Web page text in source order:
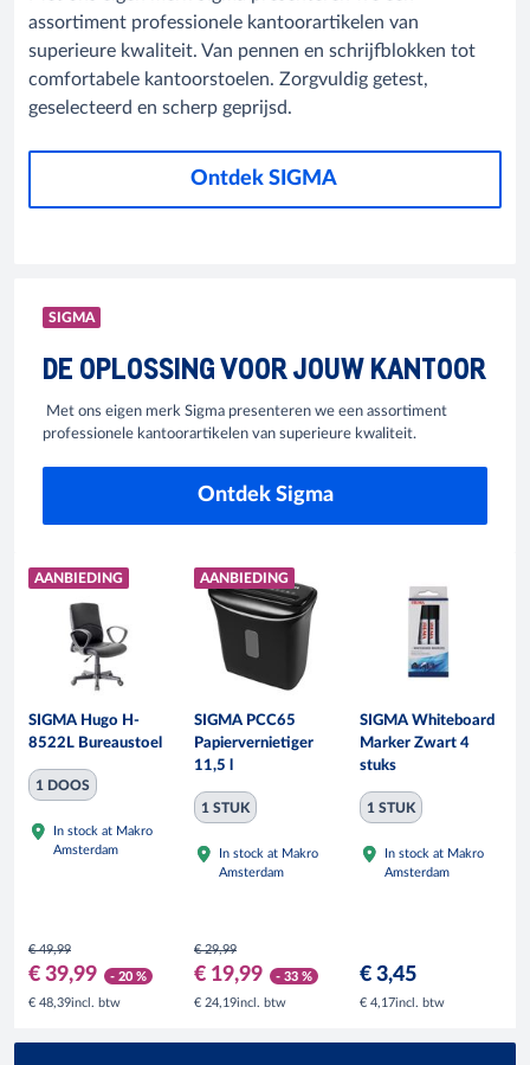
assortiment professionele kantoorartikelen van
superieure kwaliteit. Van pennen en schrijfblokken tot
comfortabele kantoorstoelen. Zorgvuldig getest,
geselecteerd en scherp geprijsd.
Ontdek SIGMA
SIGMA
DE OPLOSSING VOOR JOUW KANTOOR
Met ons eigen merk Sigma presenteren we een assortiment
professionele kantoorartikelen van superieure kwaliteit.
Ontdek Sigma
AANBIEDING
SIGMA Hugo H-
8522L Bureaustoel
1 DOOS
In stock at Makro
Amsterdam
€ 49,99
€ 39,99 - 20 %
€ 48,39incl. btw
AANBIEDING
SIGMA PCC65
Papiervernietiger
11,5 l
1 STUK
In stock at Makro
Amsterdam
€ 29,99
€ 19,99 - 33 %
€ 24,19incl. btw
SIGMA Whiteboard
Marker Zwart 4
stuks
1 STUK
In stock at Makro
Amsterdam
€ 3,45
€ 4,17incl. btw